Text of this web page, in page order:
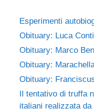
Esperimenti
Obituary: Luca Conti
Obituary: Marco
Obituary:
Obituary:
Il tentativo di truffa
italiani realizzata